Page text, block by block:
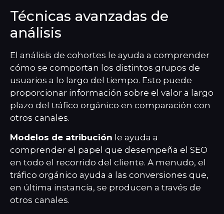
Técnicas avanzadas de
análisis
El análisis de cohortes le ayuda a comprender
cómo se comportan los distintos grupos de
usuarios a lo largo del tiempo. Esto puede
proporcionar información sobre el valor a largo
plazo del tráfico orgánico en comparación con
otros canales.
Modelos de atribución le ayuda a
comprender el papel que desempeña el SEO
en todo el recorrido del cliente. A menudo, el
tráfico orgánico ayuda a las conversiones que,
en última instancia, se producen a través de
otros canales.